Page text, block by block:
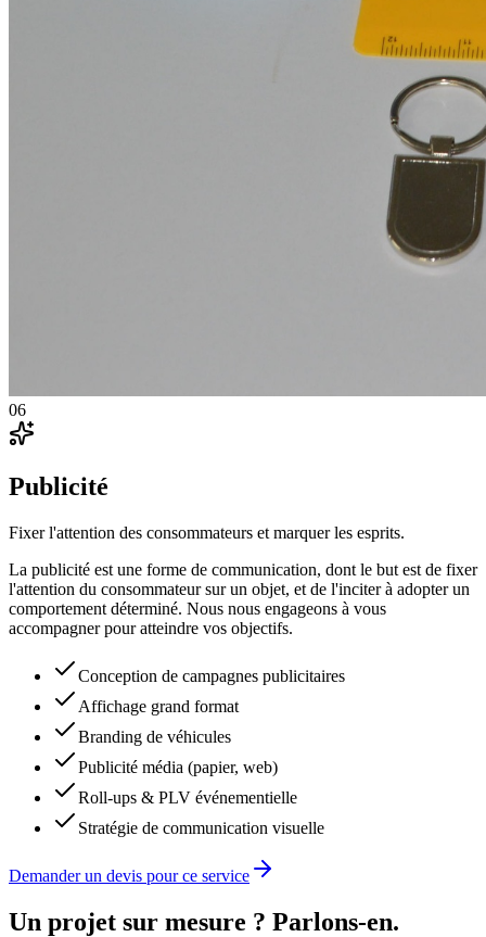
06
Publicité
Fixer l'attention des consommateurs et marquer les esprits.
La publicité est une forme de communication, dont le but est de fixer
l'attention du consommateur sur un objet, et de l'inciter à adopter un
comportement déterminé. Nous nous engageons à vous
accompagner pour atteindre vos objectifs.
Conception de campagnes publicitaires
Affichage grand format
Branding de véhicules
Publicité média (papier, web)
Roll-ups & PLV événementielle
Stratégie de communication visuelle
Demander un devis pour ce service
Un projet sur mesure ? Parlons-en.